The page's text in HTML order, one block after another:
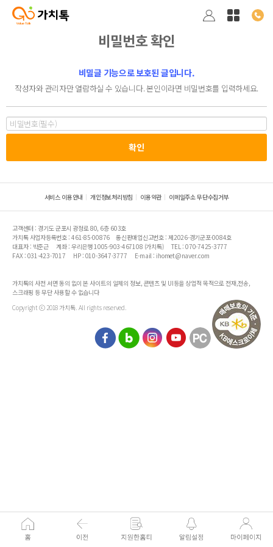
비밀번호 확인
비밀글 기능으로 보호된 글입니다.
작성자와 관리자만 열람하실 수 있습니다. 본인이라면 비밀번호를 입력하세요.
서비스 이용안내 개인정보처리방침 이용약관 이메일주소 무단수집거부
고객센터 : 경기도 군포시 광정로 80, 6층 603호
가치톡 사업자등록번호 : 461-85-00876
통신판매업신고번호 : 제2026-경기군포-0084호
대표자 : 박준근
계좌 : 우리은행 1005-903-467108 (가치톡)
TEL : 070-7425-3777
FAX : 031-423-7017
HP : 010-3647-3777 E-mail : ihomet@naver.com
가치톡의 사전 서면 동의 없이 본 사이트의 일체의 정보, 콘텐츠 및 UI등을 상업적 목적으로 전재,전송,
스크래핑 등 무단 사용할 수 없습니다
Copyright ⓒ 2018 가치톡. All rights reserved.